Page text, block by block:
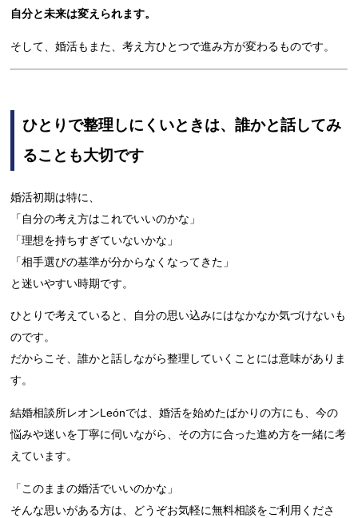
自分と未来は変えられます。
そして、婚活もまた、考え方ひとつで進み方が変わるものです。
ひとりで整理しにくいときは、誰かと話してみ
ることも大切です
婚活初期は特に、
「自分の考え方はこれでいいのかな」
「理想を持ちすぎていないかな」
「相手選びの基準が分からなくなってきた」
と迷いやすい時期です。
ひとりで考えていると、自分の思い込みにはなかなか気づけないも
のです。
だからこそ、誰かと話しながら整理していくことには意味がありま
す。
結婚相談所レオンLeónでは、婚活を始めたばかりの方にも、今の
悩みや迷いを丁寧に伺いながら、その方に合った進め方を一緒に考
えています。
「このままの婚活でいいのかな」
そんな思いがある方は、どうぞお気軽に無料相談をご利用くださ